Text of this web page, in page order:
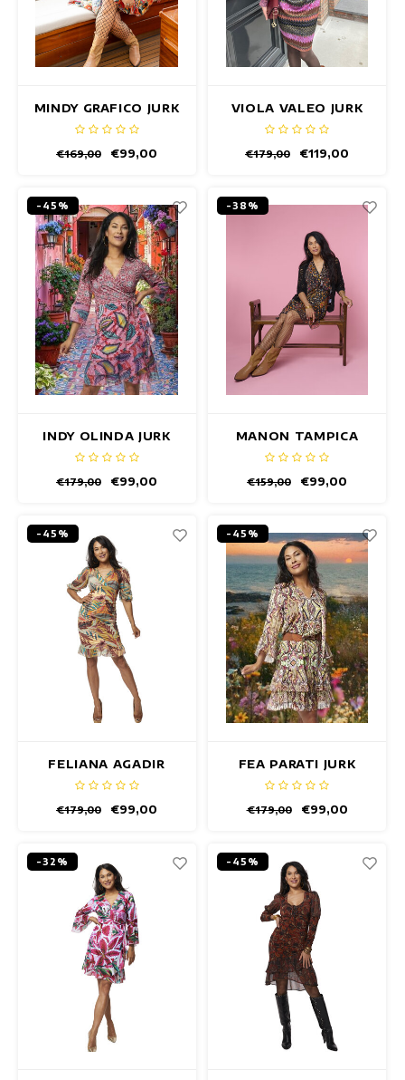
MINDY GRAFICO JURK
€169,00 €99,00
VIOLA VALEO JURK
€179,00 €119,00
-45%
INDY OLINDA JURK
€179,00 €99,00
-38%
MANON TAMPICA
JURK
€159,00 €99,00
-45%
FELIANA AGADIR
JURK
€179,00 €99,00
-45%
FEA PARATI JURK
€179,00 €99,00
-32% -45%